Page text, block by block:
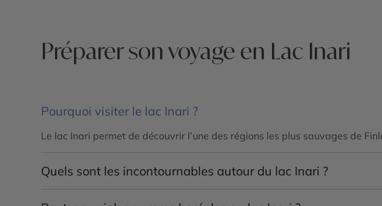
Préparer son voyage en Lac Inari
Pourquoi visiter le lac Inari ?
Le lac Inari permet de découvrir l’une des régions les plus sauvages de
Quels sont les incontournables autour du lac Inari ?